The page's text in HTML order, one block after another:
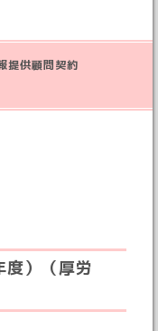
提供顧問契約
）（厚労